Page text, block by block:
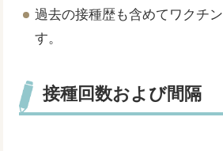
過去の接種歴も含めてワクチ
す。
接種回数および間隔